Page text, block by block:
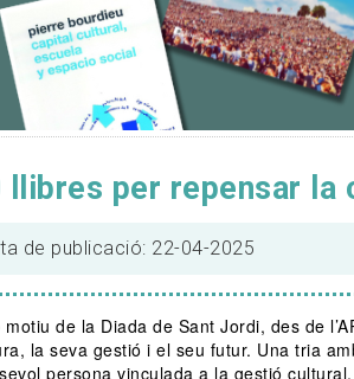
llibres per repensar la
de publicació: 22-04-2025
motiu de la Diada de Sant Jordi, des de
la seva gestió i el seu futur. Una tria
persona vinculada a la gestió cultural.